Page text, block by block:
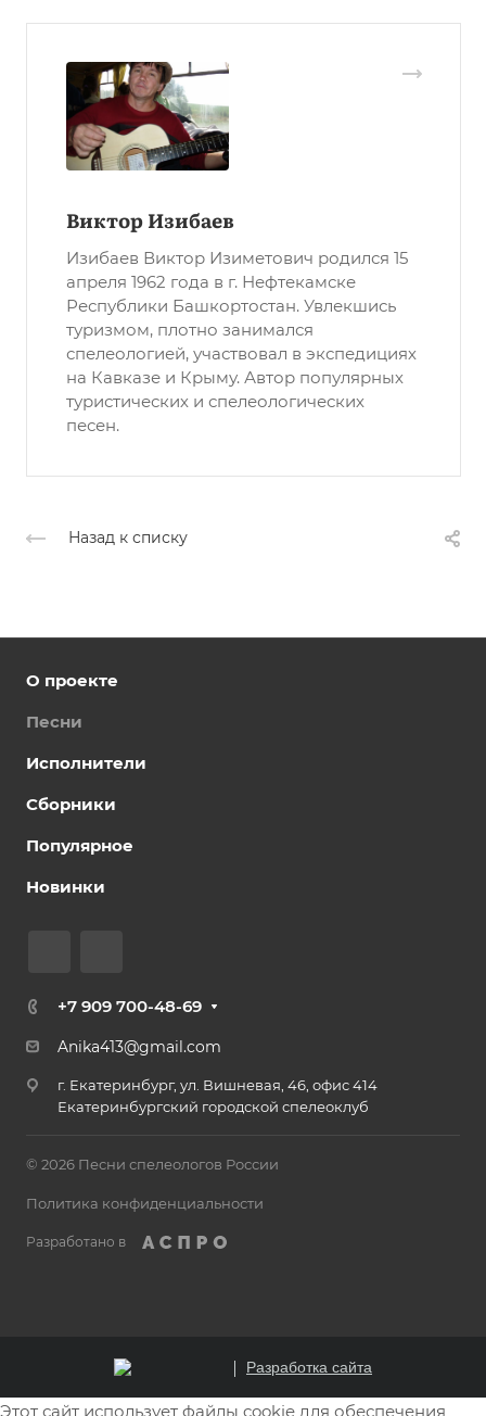
Виктор Изибаев
Изибаев Виктор Изиметович родился 15
апреля 1962 года в г. Нефтекамске
Республики Башкортостан. Увлекшись
туризмом, плотно занимался
спелеологией, участвовал в экспедициях
на Кавказе и Крыму. Автор популярных
туристических и спелеологических
песен.
Назад к списку
О проекте
Песни
Исполнители
Сборники
Популярное
Новинки
+7 909 700-48-69
Anika413@gmail.com
г. Екатеринбург, ул. Вишневая, 46, офис 414
Екатеринбургский городской спелеоклуб
© 2026 Песни спелеологов России
Политика конфиденциальности
Разработано в
Разработка сайта
Этот сайт использует файлы cookie для обеспечения